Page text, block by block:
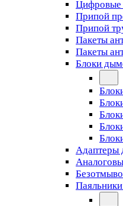
Цифровые
Припой
Припой
Пакеты
Пакеты
Блоки
Адаптеры